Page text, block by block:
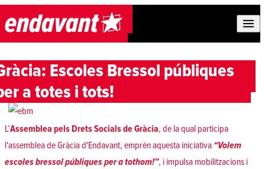
Skip to content
Escoles Bressol públiques
a totes i tots!
L’Assemblea pels Drets Socials de Gràcia, de la qual participa
l'assemblea de Gràcia d'Endavant, emprèn aquesta iniciativa “Volem
escoles bressol públiques per a tothom!”, i impulsa mobilitzacions i